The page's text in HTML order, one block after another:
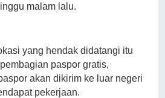
malam lalu.
yang hendak didatangi itu
paspor gratis,
akan dikirim ke luar negeri
pekerjaan.